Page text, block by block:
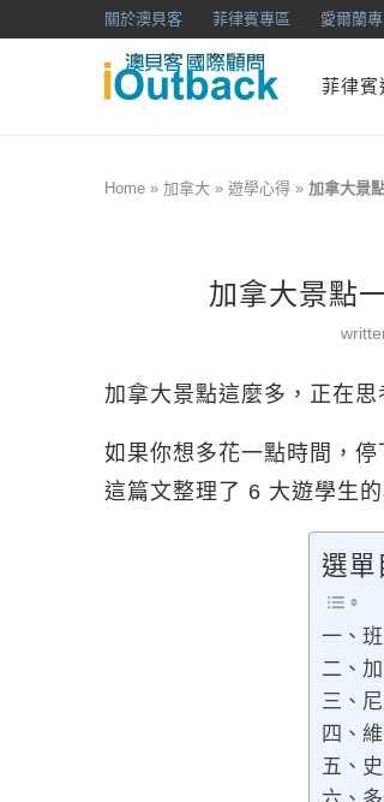
關於澳貝客 菲律賓專區 愛爾蘭
菲律賓
Home » 加拿大 » 遊學心得 » 加拿大景
加拿大景點
加拿大景點這麼多，正在思
如果你想多花一點時間，
這篇文整理了 6 大遊學生
選單
一、
二、
三、
四、
五、